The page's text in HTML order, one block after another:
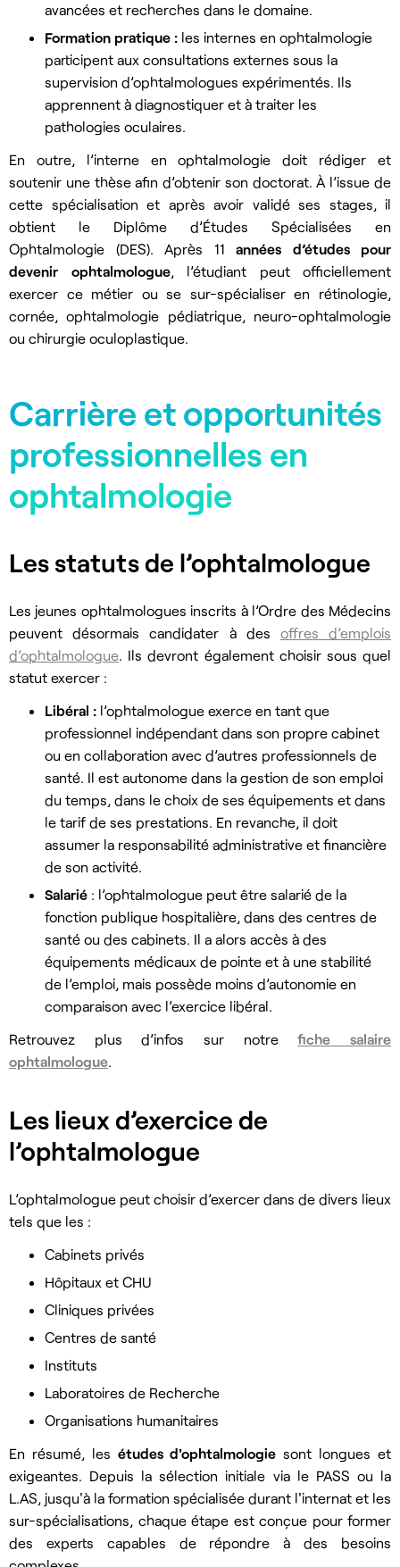
avancées et recherches dans le domaine.
Formation pratique : les internes en ophtalmologie
participent aux consultations externes sous la
supervision d’ophtalmologues expérimentés. Ils
apprennent à diagnostiquer et à traiter les
pathologies oculaires.
En outre, l’interne en ophtalmologie doit rédiger et
soutenir une thèse afin d’obtenir son doctorat. À l’issue de
cette spécialisation et après avoir validé ses stages, il
obtient le Diplôme d’Études Spécialisées en
Ophtalmologie (DES). Après 11 années d’études pour
devenir ophtalmologue, l’étudiant peut officiellement
exercer ce métier ou se sur-spécialiser en rétinologie,
cornée, ophtalmologie pédiatrique, neuro-ophtalmologie
ou chirurgie oculoplastique.
Carrière et opportunités
professionnelles en
ophtalmologie
Les statuts de l’ophtalmologue
Les jeunes ophtalmologues inscrits à l’Ordre des Médecins
peuvent désormais candidater à des offres d’emplois
d’ophtalmologue. Ils devront également choisir sous quel
statut exercer :
Libéral : l’ophtalmologue exerce en tant que
professionnel indépendant dans son propre cabinet
ou en collaboration avec d’autres professionnels de
santé. Il est autonome dans la gestion de son emploi
du temps, dans le choix de ses équipements et dans
le tarif de ses prestations. En revanche, il doit
assumer la responsabilité administrative et financière
de son activité.
Salarié : l’ophtalmologue peut être salarié de la
fonction publique hospitalière, dans des centres de
santé ou des cabinets. Il a alors accès à des
équipements médicaux de pointe et à une stabilité
de l’emploi, mais possède moins d’autonomie en
comparaison avec l’exercice libéral.
Retrouvez plus d’infos sur notrefiche salaire
ophtalmologue.
Les lieux d’exercice de
l’ophtalmologue
L’ophtalmologue peut choisir d’exercer dans de divers lieux
tels que les :
Cabinets privés
Hôpitaux et CHU
Cliniques privées
Centres de santé
Instituts
Laboratoires de Recherche
Organisations humanitaires
En résumé, les études d'ophtalmologiesont longues et
exigeantes. Depuis la sélection initiale via le PASS ou la
L.AS, jusqu'à la formation spécialisée durant l'internat et les
sur-spécialisations, chaque étape est conçue pour former
des experts capables de répondre à des besoins